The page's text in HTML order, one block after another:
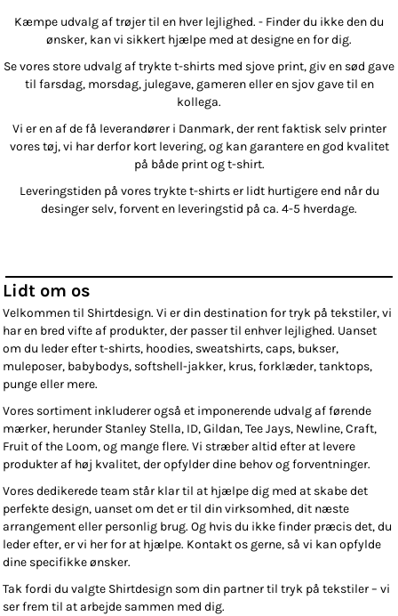
Kæmpe udvalg af trøjer til en hver lejlighed. - Finder du ikke den du
ønsker, kan vi sikkert hjælpe med at designe en for dig.
Se vores store udvalg af trykte t-shirts med sjove print, giv en sød gave
til farsdag, morsdag, julegave, gameren eller en sjov gave til en
kollega.
Vi er en af de få leverandører i Danmark, der rent faktisk selv printer
vores tøj, vi har derfor kort levering, og kan garantere en god kvalitet
på både print og t-shirt.
Leveringstiden på vores trykte t-shirts er lidt hurtigere end når du
desinger selv, forvent en leveringstid på ca. 4-5 hverdage.
Lidt om os
Velkommen til Shirtdesign. Vi er din destination for tryk på tekstiler, vi
har en bred vifte af produkter, der passer til enhver lejlighed. Uanset
om du leder efter t-shirts, hoodies, sweatshirts, caps, bukser,
muleposer, babybodys, softshell-jakker, krus, forklæder, tanktops,
punge eller mere.
Vores sortiment inkluderer også et imponerende udvalg af førende
mærker, herunder Stanley Stella, ID, Gildan, Tee Jays, Newline, Craft,
Fruit of the Loom, og mange flere. Vi stræber altid efter at levere
produkter af høj kvalitet, der opfylder dine behov og forventninger.
Vores dedikerede team står klar til at hjælpe dig med at skabe det
perfekte design, uanset om det er til din virksomhed, dit næste
arrangement eller personlig brug. Og hvis du ikke finder præcis det, du
leder efter, er vi her for at hjælpe. Kontakt os gerne, så vi kan opfylde
dine specifikke ønsker.
Tak fordi du valgte Shirtdesign som din partner til tryk på tekstiler – vi
ser frem til at arbejde sammen med dig.